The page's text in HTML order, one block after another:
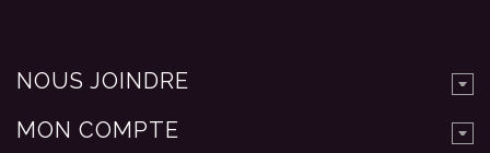
NOUS JOINDRE
MON COMPTE